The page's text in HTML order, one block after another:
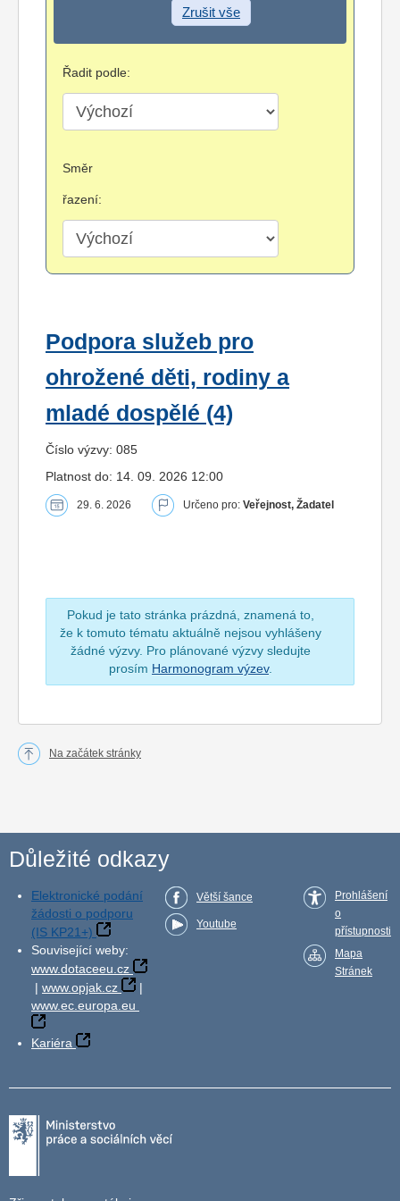
Zrušit vše
Řadit podle:
Směr
řazení:
Podpora služeb pro
ohrožené děti, rodiny a
mladé dospělé (4)
Číslo výzvy: 085
Platnost do: 14. 09. 2026 12:00
29. 6. 2026 Určeno pro: Veřejnost, Žadatel
Pokud je tato stránka prázdná, znamená to,
že k tomuto tématu aktuálně nejsou vyhlášeny
žádné výzvy. Pro plánované výzvy sledujte
prosím Harmonogram výzev.
Na začátek stránky
Důležité odkazy
Elektronické podání
žádosti o podporu
(IS KP21+)
Související weby:
www.dotaceeu.cz
| www.opjak.cz
|
www.ec.europa.eu
Kariéra
Větší šance
Youtube
Prohlášení
o
přístupnosti
Mapa
Stránek